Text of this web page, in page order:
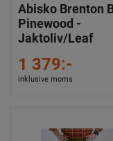
Abisko Brenton
Pinewood -
Jaktoliv/Leaf
1 379:-
inklusive moms